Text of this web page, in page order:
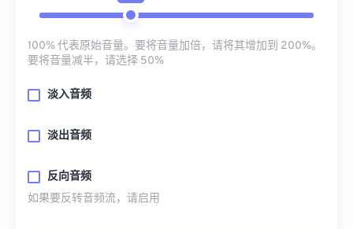
100% 代表原始音量。要将音量加倍，请将其增加到 200%。
要将音量减半，请选择 50%
淡入音频
淡出音频
反向音频
如果要反转音频流，请启用